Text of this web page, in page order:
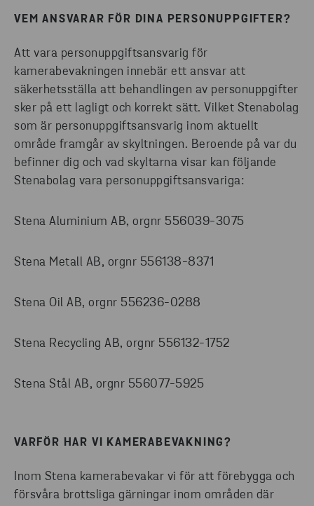
VEM ANSVARAR FÖR DINA PERSONUPPGIFTER?
Att vara personuppgiftsansvarig för
kamerabevakningen innebär ett ansvar att
säkerhetsställa att behandlingen av personuppgifter
sker på ett lagligt och korrekt sätt. Vilket Stenabolag
som är personuppgiftsansvarig inom aktuellt
område framgår av skyltningen. Beroende på var du
befinner dig och vad skyltarna visar kan följande
Stenabolag vara personuppgiftsansvariga:
Stena Aluminium AB, orgnr 556039-3075
Stena Metall AB, orgnr 556138-8371
Stena Oil AB, orgnr 556236-0288
Stena Recycling AB, orgnr 556132-1752
Stena Stål AB, orgnr 556077-5925
VARFÖR HAR VI KAMERABEVAKNING?
Inom Stena kamerabevakar vi för att förebygga och
försvåra brottsliga gärningar inom områden där